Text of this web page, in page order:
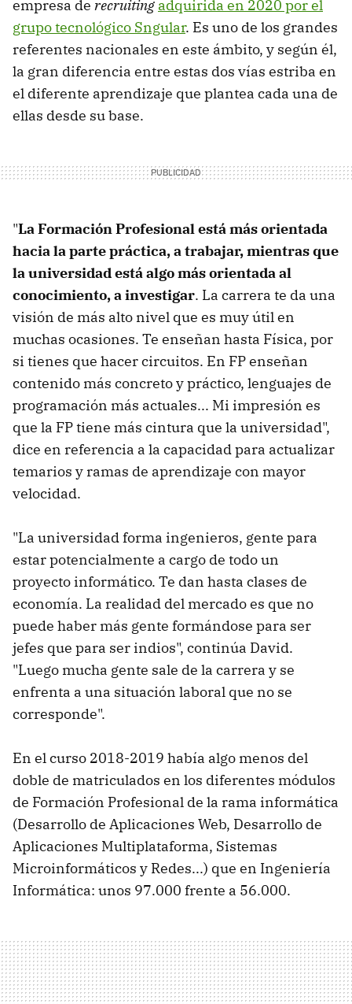
empresa de recruiting adquirida en 2020 por el
grupo tecnológico Sngular. Es uno de los grandes
referentes nacionales en este ámbito, y según él,
la gran diferencia entre estas dos vías estriba en
el diferente aprendizaje que plantea cada una de
ellas desde su base.
"La Formación Profesional está más orientada
hacia la parte práctica, a trabajar, mientras que
la universidad está algo más orientada al
conocimiento, a investigar. La carrera te da una
visión de más alto nivel que es muy útil en
muchas ocasiones. Te enseñan hasta Física, por
si tienes que hacer circuitos. En FP enseñan
contenido más concreto y práctico, lenguajes de
programación más actuales... Mi impresión es
que la FP tiene más cintura que la universidad",
dice en referencia a la capacidad para actualizar
temarios y ramas de aprendizaje con mayor
velocidad.
"La universidad forma ingenieros, gente para
estar potencialmente a cargo de todo un
proyecto informático. Te dan hasta clases de
economía. La realidad del mercado es que no
puede haber más gente formándose para ser
jefes que para ser indios", continúa David.
"Luego mucha gente sale de la carrera y se
enfrenta a una situación laboral que no se
corresponde".
En el curso 2018-2019 había algo menos del
doble de matriculados en los diferentes módulos
de Formación Profesional de la rama informática
(Desarrollo de Aplicaciones Web, Desarrollo de
Aplicaciones Multiplataforma, Sistemas
Microinformáticos y Redes...) que en Ingeniería
Informática: unos 97.000 frente a 56.000.